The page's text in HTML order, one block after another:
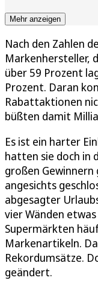
Mehr anzeigen
Nach den Zahlen
Markenhersteller,
über 59 Prozent
Prozent. Daran
Rabattaktionen
büßten damit
Es ist ein harter
hatten sie doch in
großen
angesichts
abgesagter
vier Wänden
Supermärkten
Markenartikeln.
Rekordumsätze.
geändert.